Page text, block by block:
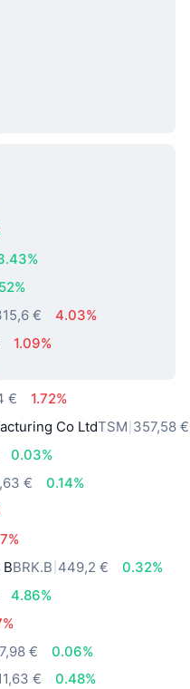
€
4.03%
1.09%
€
1.72%
Co LtdTSM 357,58 €
0.03%
€
0.14%
BRK.B 449,2 €
0.32%
4.86%
€
0.06%
€
0.48%